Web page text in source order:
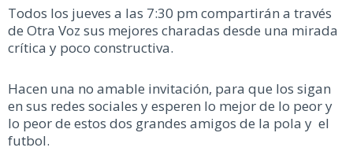
Todos los jueves a las 7:30 pm compartirán a través
de Otra Voz sus mejores charadas desde una mirada
crítica y poco constructiva.
Hacen una no amable invitación, para que los sigan
en sus redes sociales y esperen lo mejor de lo peor y
lo peor de estos dos grandes amigos de la pola y el
futbol.